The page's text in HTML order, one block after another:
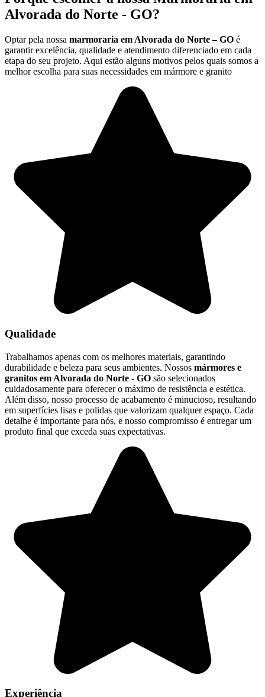
Alvorada do Norte - GO?
Optar pela nossa marmoraria em Alvorada do Norte – GO é
garantir excelência, qualidade e atendimento diferenciado em cada
etapa do seu projeto. Aqui estão alguns motivos pelos quais somos a
melhor escolha para suas necessidades em mármore e granito
Qualidade
Trabalhamos apenas com os melhores materiais, garantindo
durabilidade e beleza para seus ambientes. Nossos mármores e
granitos em Alvorada do Norte - GO são selecionados
cuidadosamente para oferecer o máximo de resistência e estética.
Além disso, nosso processo de acabamento é minucioso, resultando
em superfícies lisas e polidas que valorizam qualquer espaço. Cada
detalhe é importante para nós, e nosso compromisso é entregar um
produto final que exceda suas expectativas.
Experiência